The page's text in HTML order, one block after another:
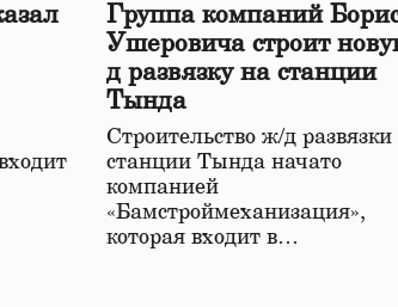
Группа компаний
Ушеровича строит
д развязку на станции
Тында
Строительство ж/д развязки
станции Тында начато
компанией
«Бамстроймеханизация»,
которая входит в…